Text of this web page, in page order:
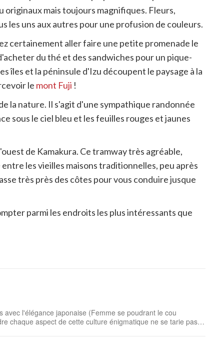
originaux mais toujours magnifiques. Fleurs,
les uns aux autres pour une profusion de couleurs.
certainement aller faire une petite promenade le
du thé et des sandwiches pour un pique-
îles et la péninsule d'Izu découpent le paysage à la
le mont Fuji !
la nature. Il s'agit d'une sympathique randonnée
sous le ciel bleu et les feuilles rouges et jaunes
de Kamakura. Ce tramway très agréable,
les vieilles maisons traditionnelles, peu après
très près des côtes pour vous conduire jusque
parmi les endroits les plus intéressants que
l'élégance japonaise (Femme se poudrant le cou
chaque aspect de cette culture énigmatique ne se tarie pas.